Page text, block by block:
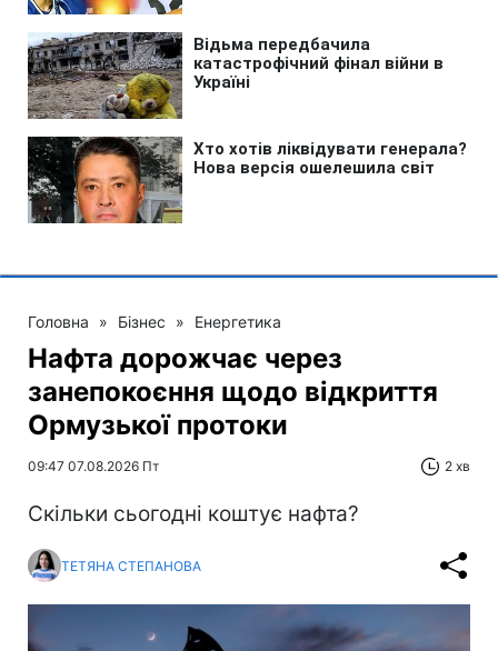
Головна » Бізнес » Енергетика
Нафта дорожчає через
занепокоєння щодо відкриття
Ормузької протоки
09:47 07.08.2026 Пт 2 хв
Скільки сьогодні коштує нафта?
ТЕТЯНА СТЕПАНОВА